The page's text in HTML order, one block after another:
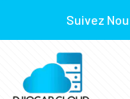
Suivez